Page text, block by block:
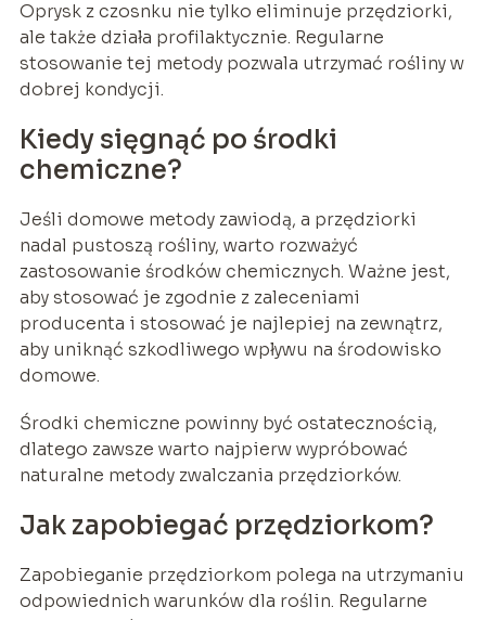
Oprysk z czosnku nie tylko eliminuje przędziorki,
ale także działa profilaktycznie. Regularne
stosowanie tej metody pozwala utrzymać rośliny w
dobrej kondycji.
Kiedy sięgnąć po środki
chemiczne?
Jeśli domowe metody zawiodą, a przędziorki
nadal pustoszą rośliny, warto rozważyć
zastosowanie środków chemicznych. Ważne jest,
aby stosować je zgodnie z zaleceniami
producenta i stosować je najlepiej na zewnątrz,
aby uniknąć szkodliwego wpływu na środowisko
domowe.
Środki chemiczne powinny być ostatecznością,
dlatego zawsze warto najpierw wypróbować
naturalne metody zwalczania przędziorków.
Jak zapobiegać przędziorkom?
Zapobieganie przędziorkom polega na utrzymaniu
odpowiednich warunków dla roślin. Regularne